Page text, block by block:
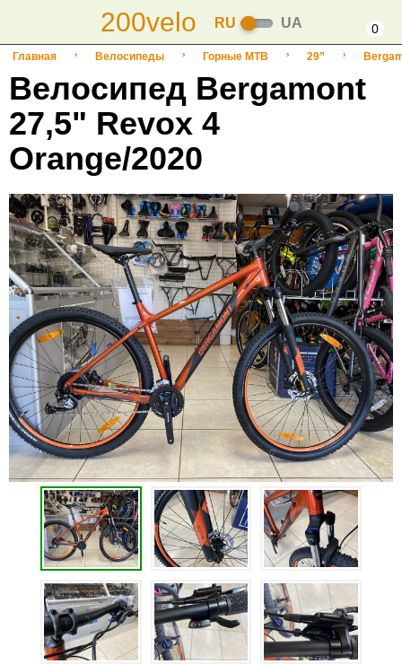
200velo RU UA 0
Главная Велосипеды Горные MTB 29”
Велосипед Bergamont
27,5" Revox 4
Orange/2020